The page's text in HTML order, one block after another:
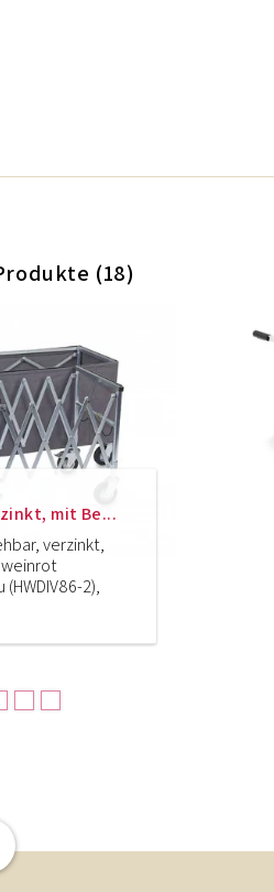
(18)
mit Be...
verzinkt,
2),